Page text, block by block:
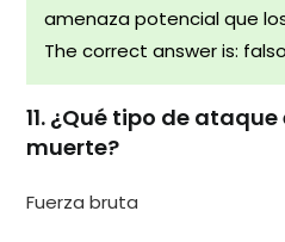
amenaza potencial que
The correct answer is: falso
11. ¿Qué tipo de
muerte?
Fuerza bruta